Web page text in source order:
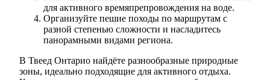
для активного времяпрепровождения на воде.
Организуйте пешие походы по маршрутам с
разной степенью сложности и насладитесь
панорамными видами региона.
В Твеед Онтарио найдёте разнообразные природные
зоны, идеально подходящие для активного отдыха.